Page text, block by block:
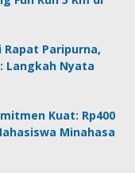
Paripurna,
Langkah Nyata
Kuat: Rp400
Minahasa